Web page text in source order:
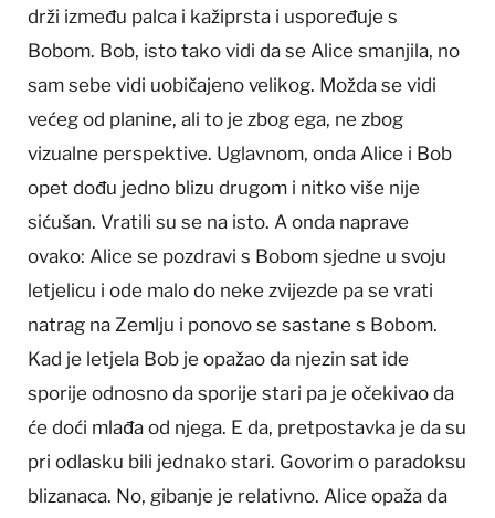
drži između palca i kažiprsta i uspoređuje s
Bobom. Bob, isto tako vidi da se Alice smanjila, no
sam sebe vidi uobičajeno velikog. Možda se vidi
većeg od planine, ali to je zbog ega, ne zbog
vizualne perspektive. Uglavnom, onda Alice i Bob
opet dođu jedno blizu drugom i nitko više nije
sićušan. Vratili su se na isto. A onda naprave
ovako: Alice se pozdravi s Bobom sjedne u svoju
letjelicu i ode malo do neke zvijezde pa se vrati
natrag na Zemlju i ponovo se sastane s Bobom.
Kad je letjela Bob je opažao da njezin sat ide
sporije odnosno da sporije stari pa je očekivao da
će doći mlađa od njega. E da, pretpostavka je da su
pri odlasku bili jednako stari. Govorim o paradoksu
blizanaca. No, gibanje je relativno. Alice opaža da